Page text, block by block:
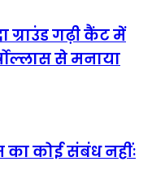
ग्राउंड गढ़ी कैंट में
से मनाया
का कोई संबंध नहींः